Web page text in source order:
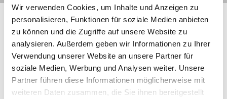
Wir verwenden Cookies, um Inhalte und Anzeigen zu
personalisieren, Funktionen für soziale Medien anbieten
zu können und die Zugriffe auf unsere Website zu
analysieren. Außerdem geben wir Informationen zu Ihrer
Verwendung unserer Website an unsere Partner für
soziale Medien, Werbung und Analysen weiter. Unsere
Partner führen diese Informationen möglicherweise mit
weiteren Daten zusammen, die Sie ihnen bereitgestellt
Kontakt
Meilhaus
Electronic
KategorienInformationen
Impressum
AGB
Zahlarten